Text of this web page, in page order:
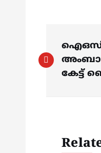
o
കേട്ട്